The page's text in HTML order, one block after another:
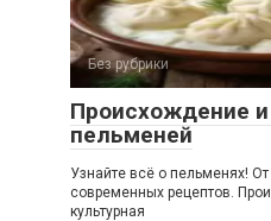
Без рубрики
Происхождение и
пельменей
Узнайте всё о пельменях!
современных рецептов.
культурная